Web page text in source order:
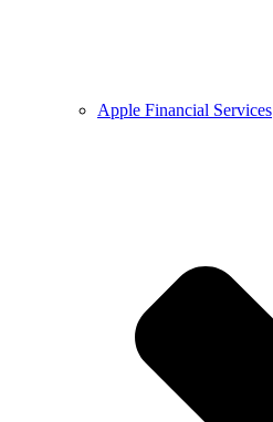
Apple Financial Services